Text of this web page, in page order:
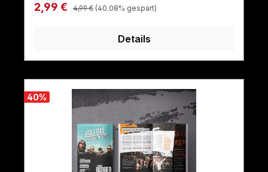
Verkaufspreis:
2,99 € Regulärer Preis:
4,99 € (40.08% gespart)
Details
40%